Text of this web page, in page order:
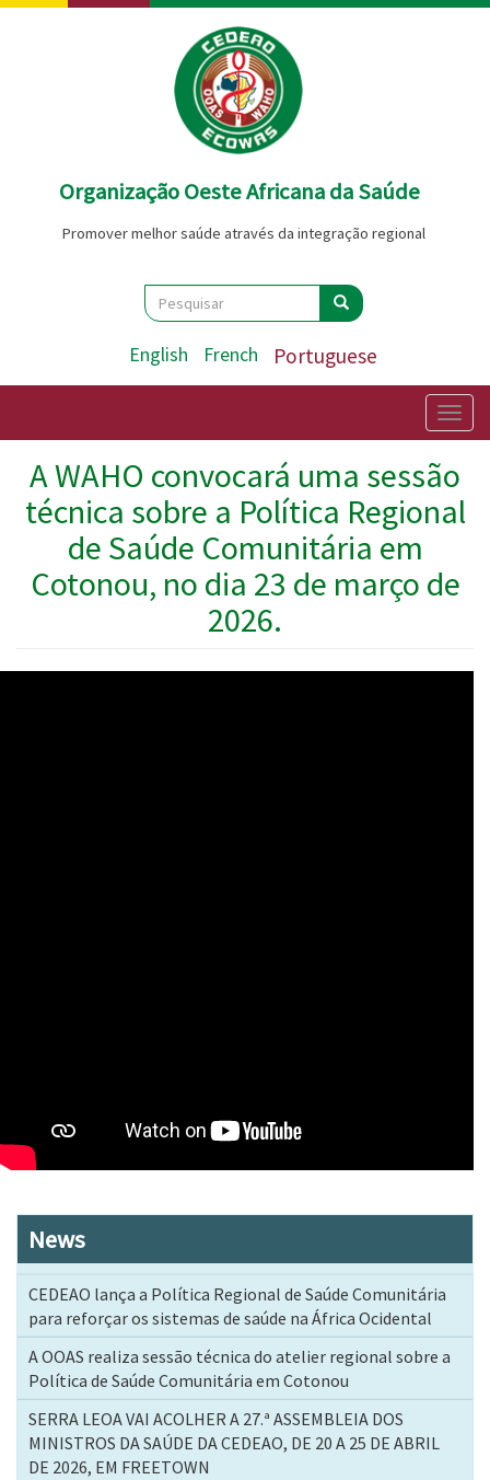
Passar
Organização Oeste Africana da Saúde
Promover melhor saúde através da integração regional
Search
Pesquisar Pesquisar
English French Portuguese
A WAHO convocará uma sessão
técnica sobre a Política Regional
de Saúde Comunitária em
Cotonou, no dia 23 de março de
2026.
News
CEDEAO lança a Política Regional de Saúde Comunitária
para reforçar os sistemas de saúde na África Ocidental
A OOAS realiza sessão técnica do atelier regional sobre a
Política de Saúde Comunitária em Cotonou
SERRA LEOA VAI ACOLHER A 27.ª ASSEMBLEIA DOS
MINISTROS DA SAÚDE DA CEDEAO, DE 20 A 25 DE ABRIL
DE 2026, EM FREETOWN